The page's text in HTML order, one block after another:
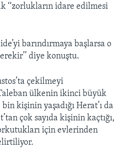
‘‘zorlukların idare edilmesi
barındırmaya başlarsa o
diye konuştu.
çekilmeyi
ülkenin ikinci büyük
kişinin yaşadığı Herat’ı da
çok sayıda kişinin kaçtığı,
için evlerinden